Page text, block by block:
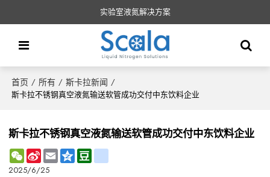
实验室液氮解决方案
首页 / 所有 / 斯卡拉新闻 /
斯卡拉不锈钢真空液氮输送软管成功交付中东饮料企业
斯卡拉不锈钢真空液氮输送软管成功交付中东饮料企业
WeChat
Sina
Weibo
Email Qzone
2025/6/25